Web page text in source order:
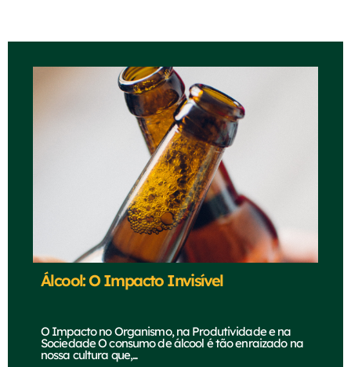
Álcool: O Impacto Invisível
O Impacto no Organismo, na Produtividade e na
Sociedade O consumo de álcool é tão enraizado na
nossa cultura que,...